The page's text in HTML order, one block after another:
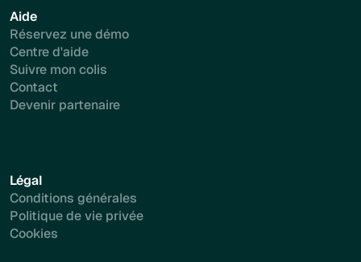
Aide
Réservez une démo
Centre d'aide
Suivre mon colis
Contact
Devenir partenaire
Légal
Conditions générales
Politique de vie privée
Cookies